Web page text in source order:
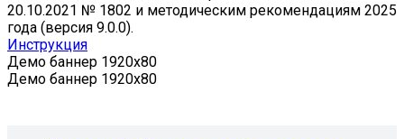
20.10.2021 № 1802 и методическим рекомендациям 2025
года (версия 9.0.0).
Инструкция
Демо баннер 1920x80
Демо баннер 1920x80